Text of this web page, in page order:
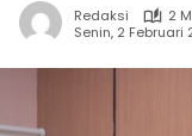
Redaksi
2
Senin, 2 Februari